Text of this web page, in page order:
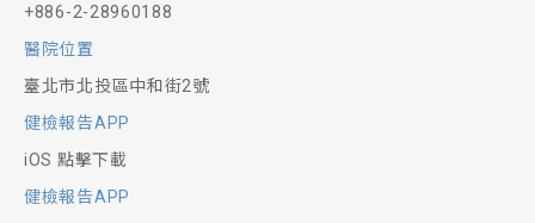
+886-2-28960188
醫院位置
臺北市北投區中和街2號
健檢報告APP
iOS 點擊下載
健檢報告APP